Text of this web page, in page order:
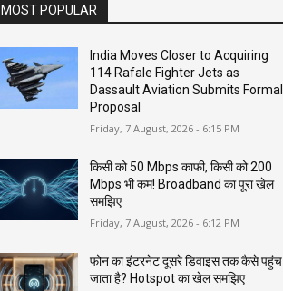
MOST POPULAR
India Moves Closer to Acquiring
114 Rafale Fighter Jets as
Dassault Aviation Submits Formal
Proposal
Friday, 7 August, 2026 - 6:15 PM
किसी को 50 Mbps काफी, किसी को 200
Mbps भी कम! Broadband का पूरा खेल
समझिए
Friday, 7 August, 2026 - 6:12 PM
फोन का इंटरनेट दूसरे डिवाइस तक कैसे पहुंच
जाता है? Hotspot का खेल समझिए